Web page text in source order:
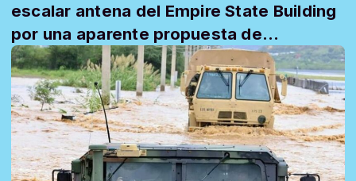
escalar antena del Empire State Building
por una aparente propuesta de
matrimonio